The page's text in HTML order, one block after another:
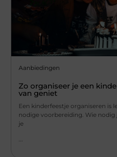
Aanbiedingen
Zo organiseer je een
van geniet
Een kinderfeestje organiseren is
nodige voorbereiding. Wie
je
...